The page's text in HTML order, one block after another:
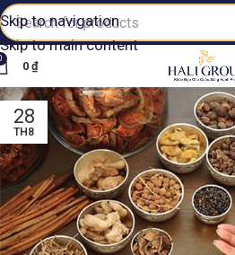
Skip to navigation
Skip to main content
0 ₫
28
TH8